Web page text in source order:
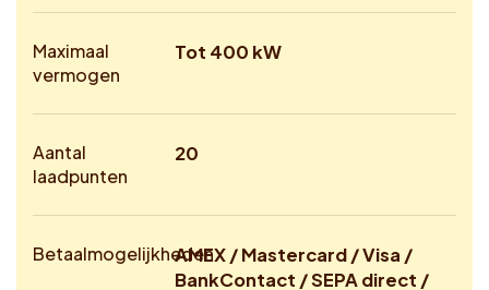
Maximaal
vermogen
Tot 400 kW
Aantal
laadpunten
20
BetaalmogelijkhedenAMEX / Mastercard / Visa /
BankContact / SEPA direct /